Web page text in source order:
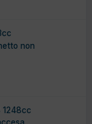
non
1248cc